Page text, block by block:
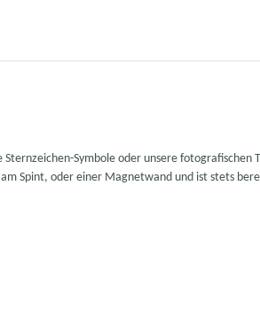
Symbole oder unsere
Spint, oder einer Magnetwand und ist stets